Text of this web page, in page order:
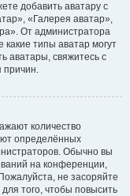
добавить аватару с
«Галерея аватар»,
От администратора
какие типы аватар могут
аватары, свяжитесь с
причин.
количество
определённых
Обычно вы
на конференции,
не засоряйте
того, чтобы повысить